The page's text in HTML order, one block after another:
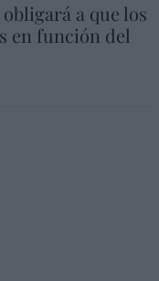
a que los
en función del